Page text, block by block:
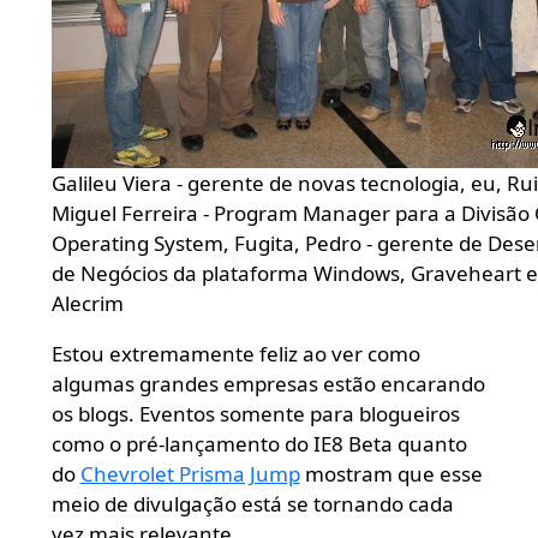
Galileu Viera - gerente de novas tecnologia, eu,
Miguel Ferreira - Program Manager para a Divisão
Operating System, Fugita, Pedro - gerente de
de Negócios da plataforma Windows, Graveheart
Alecrim
Estou extremamente feliz ao ver como
algumas grandes empresas estão encarando
os blogs. Eventos somente para blogueiros
como o pré-lançamento do IE8 Beta quanto
do Chevrolet Prisma Jumpmostram que esse
meio de divulgação está se tornando cada